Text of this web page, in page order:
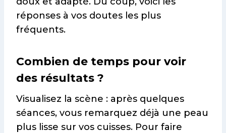
réponses à vos doutes les plus
fréquents.
Combien de temps pour voir
des résultats ?
Visualisez la scène : après quelques
séances, vous remarquez déjà une peau
plus lisse sur vos cuisses. Pour faire